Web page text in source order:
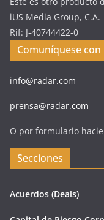
iUS Media Group, C.A.
Rif: J-40744422-0
Comuníquese
info@radar.com
prensa@radar.com
O por formulario
Secciones
Acuerdos (Deals)